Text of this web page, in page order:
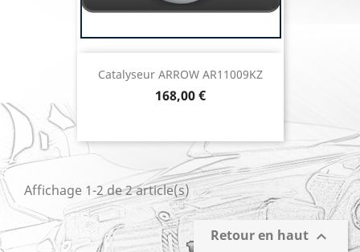
Catalyseur ARROW AR11009KZ
Prix
168,00 €
Affichage 1-2 de 2 article(s)
Retour en haut 